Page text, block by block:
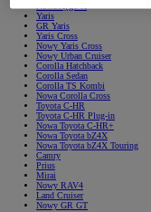
Nowe Aygo X
Yaris
GR Yaris
Yaris Cross
Nowy Yaris Cross
Nowy Urban Cruiser
Corolla Hatchback
Corolla Sedan
Corolla TS Kombi
Nowa Corolla Cross
Toyota C-HR
Toyota C-HR Plug-in
Nowa Toyota C-HR+
Nowa Toyota bZ4X
Nowa Toyota bZ4X Touring
Camry
Prius
Mirai
Nowy RAV4
Land Cruiser
Nowy GR GT